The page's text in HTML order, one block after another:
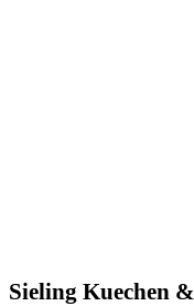
Sieling Kuechen